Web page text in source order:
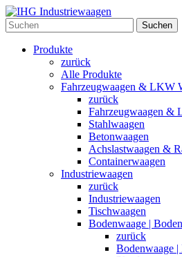
Suchen
Produkte
zurück
Alle Produkte
Fahrzeugwaagen & LKW
zurück
Fahrzeugwaagen &
Stahlwaagen
Betonwaagen
Achslastwaagen &
Containerwaagen
Industriewaagen
zurück
Industriewaagen
Tischwaagen
Bodenwaage |
zurück
Bodenwaage |